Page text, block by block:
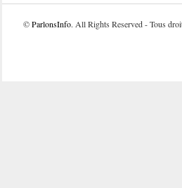
©ParlonsInfo. All Rights Reserved - Tous